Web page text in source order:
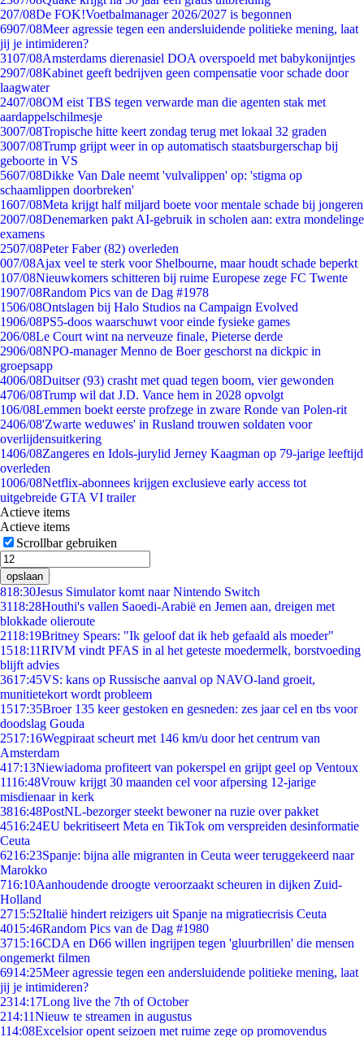
207/08De FOK!Voetbalmanager 2026/2027 is begonnen
6907/08Meer agressie tegen een andersluidende politieke mening, laat
jij je intimideren?
3107/08Amsterdams dierenasiel DOA overspoeld met babykonijntjes
2907/08Kabinet geeft bedrijven geen compensatie voor schade door
laagwater
2407/08OM eist TBS tegen verwarde man die agenten stak met
aardappelschilmesje
3007/08Tropische hitte keert zondag terug met lokaal 32 graden
3007/08Trump grijpt weer in op automatisch staatsburgerschap bij
geboorte in VS
5607/08Dikke Van Dale neemt 'vulvalippen' op: 'stigma op
schaamlippen doorbreken'
1607/08Meta krijgt half miljard boete voor mentale schade bij jongeren
2007/08Denemarken pakt AI-gebruik in scholen aan: extra mondelinge
examens
2507/08Peter Faber (82) overleden
007/08Ajax veel te sterk voor Shelbourne, maar houdt schade beperkt
107/08Nieuwkomers schitteren bij ruime Europese zege FC Twente
1907/08Random Pics van de Dag #1978
1506/08Ontslagen bij Halo Studios na Campaign Evolved
1906/08PS5-doos waarschuwt voor einde fysieke games
206/08Le Court wint na nerveuze finale, Pieterse derde
2906/08NPO-manager Menno de Boer geschorst na dickpic in
groepsapp
4006/08Duitser (93) crasht met quad tegen boom, vier gewonden
4706/08Trump wil dat J.D. Vance hem in 2028 opvolgt
106/08Lemmen boekt eerste profzege in zware Ronde van Polen-rit
2406/08'Zwarte weduwes' in Rusland trouwen soldaten voor
overlijdensuitkering
1406/08Zangeres en Idols-jurylid Jerney Kaagman op 79-jarige leeftijd
overleden
1006/08Netflix-abonnees krijgen exclusieve early access tot
uitgebreide GTA VI trailer
Actieve items
Actieve items
Scrollbar gebruiken
opslaan
818:30Jesus Simulator komt naar Nintendo Switch
3118:28Houthi's vallen Saoedi-Arabië en Jemen aan, dreigen met
blokkade olieroute
2118:19Britney Spears: "Ik geloof dat ik heb gefaald als moeder"
1518:11RIVM vindt PFAS in al het geteste moedermelk, borstvoeding
blijft advies
3617:45VS: kans op Russische aanval op NAVO-land groeit,
munitietekort wordt probleem
1517:35Broer 135 keer gestoken en gesneden: zes jaar cel en tbs voor
doodslag Gouda
2517:16Wegpiraat scheurt met 146 km/u door het centrum van
Amsterdam
417:13Niewiadoma profiteert van pokerspel en grijpt geel op Ventoux
1116:48Vrouw krijgt 30 maanden cel voor afpersing 12-jarige
misdienaar in kerk
3816:48PostNL-bezorger steekt bewoner na ruzie over pakket
4516:24EU bekritiseert Meta en TikTok om verspreiden desinformatie
Ceuta
6216:23Spanje: bijna alle migranten in Ceuta weer teruggekeerd naar
Marokko
716:10Aanhoudende droogte veroorzaakt scheuren in dijken Zuid-
Holland
2715:52Italië hindert reizigers uit Spanje na migratiecrisis Ceuta
4015:46Random Pics van de Dag #1980
3715:16CDA en D66 willen ingrijpen tegen 'gluurbrillen' die mensen
ongemerkt filmen
6914:25Meer agressie tegen een andersluidende politieke mening, laat
jij je intimideren?
2314:17Long live the 7th of October
214:11Nieuw te streamen in augustus
114:08Excelsior opent seizoen met ruime zege op promovendus